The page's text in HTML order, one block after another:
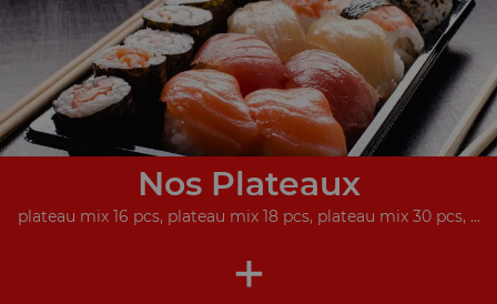
Nos Plateaux
plateau mix 16 pcs, plateau mix 18 pcs, plateau mix 30 pcs, ...
+